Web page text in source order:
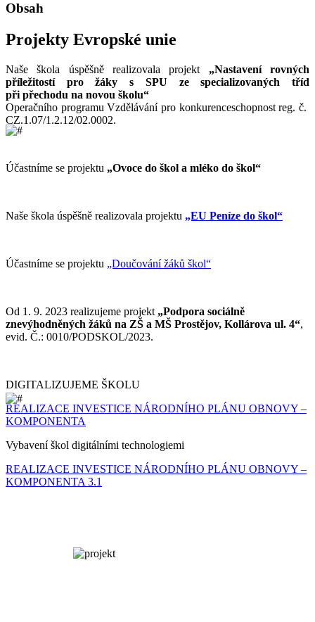
Obsah
Projekty Evropské unie
Naše škola úspěšně realizovala projekt „Nastavení rovných
příležitostí pro žáky s SPU ze specializovaných tříd
při přechodu na novou školu“
Operačního programu Vzdělávání pro konkurenceschopnost reg. č.
CZ.1.07/1.2.12/02.0002.
Účastníme se projektu „Ovoce do škol a mléko do škol“
Naše škola úspěšně realizovala projektu „EU Peníze do škol“
Účastníme se projektu „Doučování žáků škol“
Od 1. 9. 2023 realizujeme projekt „Podpora sociálně
znevýhodněných žáků na ZŠ a MŠ Prostějov, Kollárova ul. 4“,
evid. Č.: 0010/PODSKOL/2023.
DIGITALIZUJEME ŠKOLU
REALIZACE INVESTICE NÁRODNÍHO PLÁNU OBNOVY –
KOMPONENTA
Vybavení škol digitálními technologiemi
REALIZACE INVESTICE NÁRODNÍHO PLÁNU OBNOVY –
KOMPONENTA 3.1